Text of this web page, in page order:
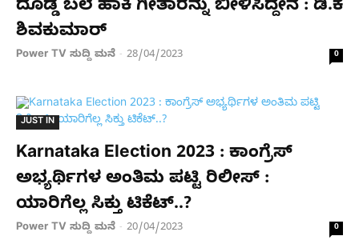
ದೊಡ್ಡ ಬಲೆ ಹಾಕಿ ಗೀತಾರನ್ನು ಬೀಳಿಸಿದ್ದೇನೆ : ಡಿ.ಕೆ
ಶಿವಕುಮಾರ್
Power TV ಸುದ್ದಿ ಮನೆ - 28/04/2023 0
JUST IN
Karnataka Election 2023 : ಕಾಂಗ್ರೆಸ್​​
ಅಭ್ಯರ್ಥಿಗಳ ಅಂತಿಮ ಪಟ್ಟಿ ರಿಲೀಸ್ :
ಯಾರಿಗೆಲ್ಲ ಸಿಕ್ತು ಟಿಕೆಟ್..?
Power TV ಸುದ್ದಿ ಮನೆ - 20/04/2023 0